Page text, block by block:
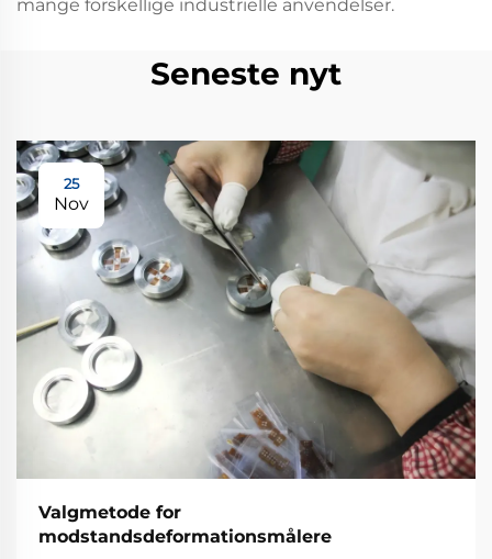
mange forskellige industrielle anvendelser.
Seneste nyt
25
Nov
Valgmetode for
modstandsdeformationsmålere